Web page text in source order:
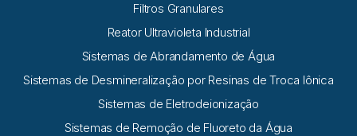
Filtros Granulares
Reator Ultravioleta Industrial
Sistemas de Abrandamento de Água
Sistemas de Desmineralização por Resinas de Troca Iônica
Sistemas de Eletrodeionização
Sistemas de Remoção de Fluoreto da Água